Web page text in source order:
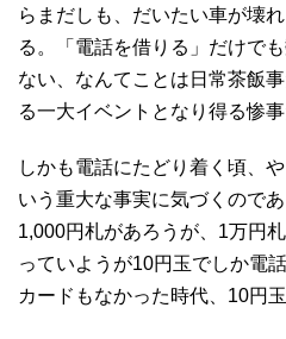
らまだしも、だいたい車が壊
る。「電話を借りる」だけで
ない、なんてことは日常茶飯
る一大イベントとなり得る惨事
しかも電話にたどり着く頃、
いう重大な事実に気づくので
1,000円札があろうが、1万円
っていようが10円玉でしか電
カードもなかった時代、10円